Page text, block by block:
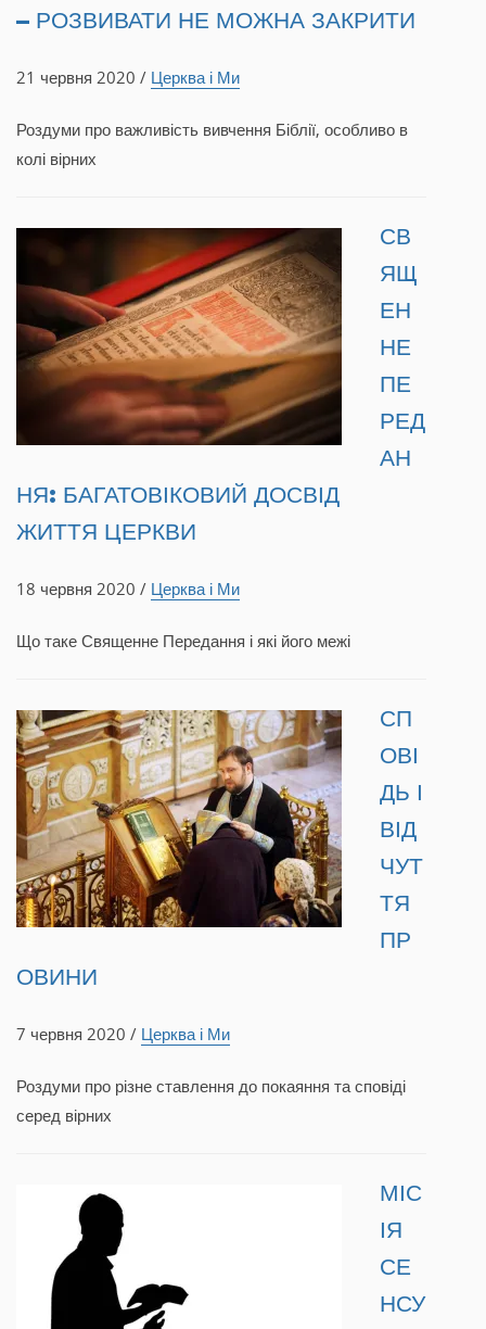
– РОЗВИВАТИ НЕ МОЖНА ЗАКРИТИ
21 червня 2020 / Церква і Ми
Роздуми про важливість вивчення Біблії, особливо в
колі вірних
СВ
ЯЩ
ЕН
НЕ
ПЕ
РЕД
АН
НЯ: БАГАТОВІКОВИЙ ДОСВІД
ЖИТТЯ ЦЕРКВИ
18 червня 2020 / Церква і Ми
Що таке Священне Передання і які його межі
СП
ОВІ
ДЬ І
ВІД
ЧУТ
ТЯ
ПР
ОВИНИ
7 червня 2020 / Церква і Ми
Роздуми про різне ставлення до покаяння та сповіді
серед вірних
МІС
ІЯ
СЕ
НСУ